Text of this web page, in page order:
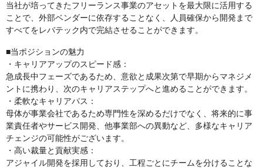
当社が培ってきたフリーランス事業のアセットを最大限に活用する
ことで、外部ベンダーに依存することなく、人員確保から開発まで
すべてをレバテック内で完結させることができます。
■当ポジションの魅力
・キャリアアップのスピード感：
急成長中フェーズであるため、意欲と成果次第で早期からマネジメ
ントに携わり、次のキャリアステップへと進めることができます。
・柔軟なキャリアパス：
母体が事業会社であるため専門性を深めるだけでなく、将来的に事
業責任者やサービス開発、他事業部への異動など、多様なキャリア
チェンジの可能性がございます。
・高い裁量と貢献実感：
アジャイル開発を採用しており、工程ごとにチームを分けることな